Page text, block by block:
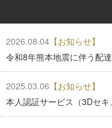
2026.08.04 【お知らせ】
令和8年熊本地震に伴う配
2025.03.06 【お知らせ】
本人認証サービス（3Dセ